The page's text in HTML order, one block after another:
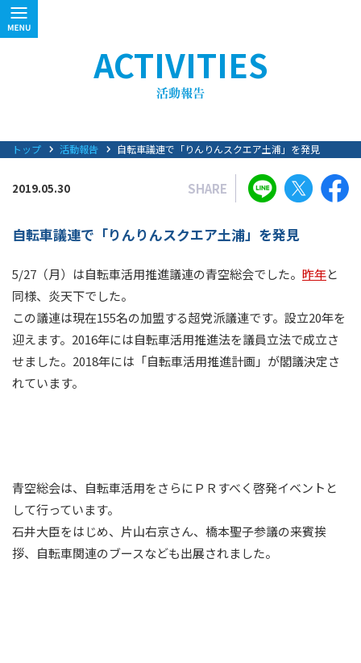
ACTIVITIES
トップ 活動報告 自転車議連で「りんりんスクエア土浦」を発見
2019.05.30 SHARE
自転車議連で「りんりんスクエア土浦」を発見
5/27（月）は自転車活用推進議連の青空総会でした。 昨年と
同様、炎天下でした。
この議連は現在155名の加盟する超党派議連です。設立20年を
迎えます。2016年には自転車活用推進法を議員立法で成立さ
せました。2018年には「自転車活用推進計画」が閣議決定さ
れています。
青空総会は、自転車活用をさらにＰＲすべく啓発イベントと
して行っています。
石井大臣をはじめ、片山右京さん、橋本聖子参議の来賓挨
拶、自転車関連のブースなども出展されました。